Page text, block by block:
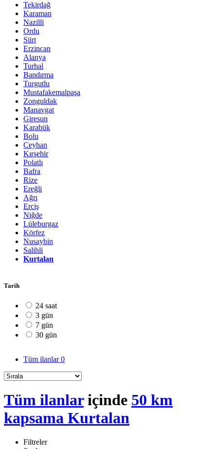
Tekirdağ
Karaman
Nazilli
Ordu
Siirt
Erzincan
Alanya
Turhal
Bandırma
Turgutlu
Mustafakemalpaşa
Zonguldak
Manavgat
Giresun
Karabük
Bolu
Ceyhan
Kırşehir
Polatlı
Bafra
Rize
Ereğli
Ağrı
Erciş
Niğde
Lüleburgaz
Körfez
Nusaybin
Salihli
Kurtalan
Tarih
24 saat
3 gün
7 gün
30 gün
Tüm ilanlar0
Tüm ilanlariçinde 50 km
kapsama Kurtalan
Filtreler